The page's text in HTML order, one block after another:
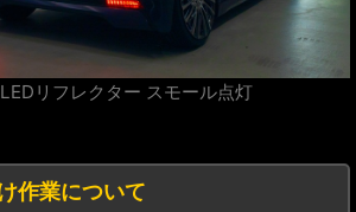
リフレクター スモール点灯
作業について